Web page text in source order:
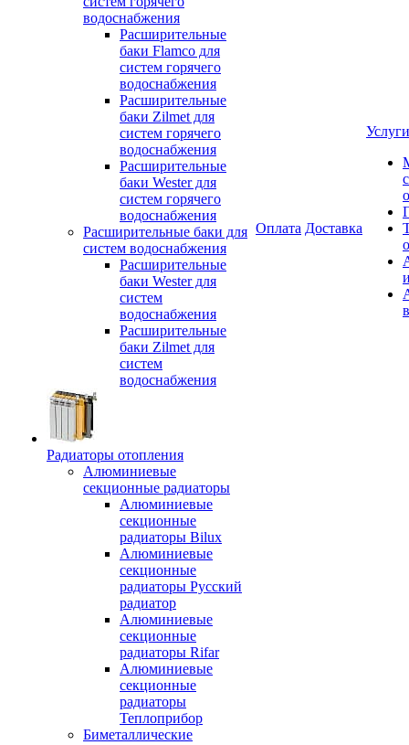
водоснабжения
Расширительные
баки Flamco для
систем горячего
водоснабжения
Расширительные
баки Zilmet для
систем горячего
водоснабжения
Расширительные
баки Wester для
систем горячего
водоснабжения
Расширительные баки для
систем водоснабжения
Расширительные
баки Wester для
систем
водоснабжения
Расширительные
баки Zilmet для
систем
водоснабжения
Радиаторы отопления
Алюминиевые
секционные радиаторы
Алюминиевые
секционные
радиаторы Bilux
Алюминиевые
секционные
радиаторы Русский
радиатор
Алюминиевые
секционные
радиаторы Rifar
Алюминиевые
секционные
радиаторы
Теплоприбор
Биметаллические
Оплата Доставка
Услуги